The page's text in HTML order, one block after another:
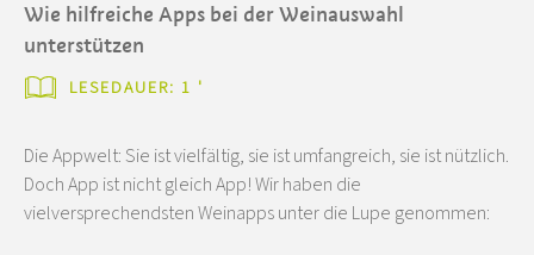
Wie hilfreiche Apps bei der Weinauswahl
unterstützen
LESEDAUER: 1 '
Die Appwelt: Sie ist vielfältig, sie ist umfangreich, sie ist nützlich.
Doch App ist nicht gleich App! Wir haben die
vielversprechendsten Weinapps unter die Lupe genommen: